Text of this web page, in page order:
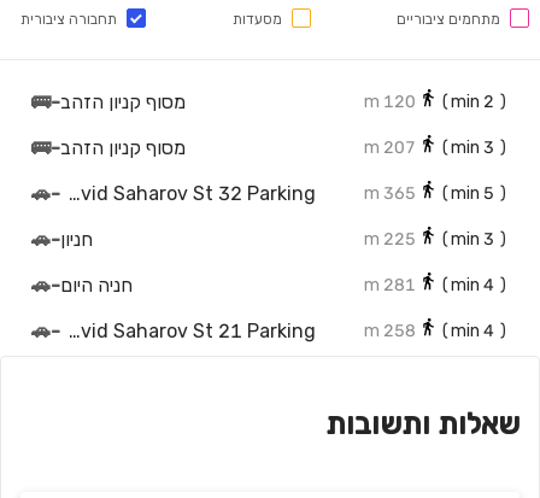
מתחמים ציבוריים מסעדות תחבורה ציבורית
(
2
120 m מסוף קניון הזהב-
🚌
(
3
207 m מסוף קניון הזהב-
🚌
(
5
365 m
David Saharov St 32 Parking
-
🚗
(
3
225 m חניון-
🚗
(
4
281 m חניה היום-
🚗
(
4
258 m
David Saharov St 21 Parking
-
🚗
(
4
min)
301 m
שאלות ותשובות